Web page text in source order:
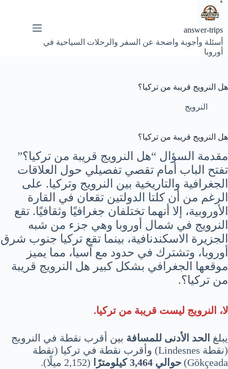
التجاوز
إلى
answer-trips
أسئلة وأجوبة واضحة عن السفر والرحلات السياحية في
أوروبا
هل النرويج قريبة من تركيا؟
النرويج
هل النرويج قريبة من تركيا؟
مقدمة السؤال “هل النرويج قريبة من تركيا؟”
تفتح الباب أمام تقصي تفصيلي حول العلاقات
الجغرافية والتاريخية بين النرويج وتركيا. على
الرغم من أن كلتا الدولتين تقعان في القارة
الأوروبية، إلا أنهما تختلفان جغرافيًا وثقافيًا. تقع
النرويج في شمال أوروبا وهي جزء من شبه
الجزيرة الاسكندنافية، بينما تقع تركيا جنوب شرق
أوروبا، وتشترك في حدود مع آسيا، مما يميز
موقعها الجغرافي بشكل كبير هل النرويج قريبة
من تركيا؟.
لا، النرويج ليست قريبة من تركيا.
يبلغ الحد الأدنى للمسافة بين أقرب نقطة في النرويج
(نقطة Lindesnes) وأقرب نقطة في تركيا (نقطة
Gökçeada) حوالي 3,464 كيلومترًا (2,152 ميلًا).